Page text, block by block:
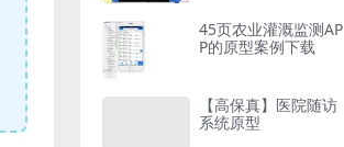
45页农业灌溉监测AP
P的原型案例下载
【高保真】医院随访
系统原型